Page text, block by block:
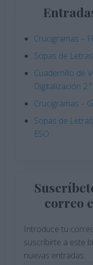
Crucigramas –
Sopas de
Cuadernillo de
Digitalización 2.º
Crucigramas –
Sopas de
ESO
correo
Introduce tu
suscribirte a este
nuevas entradas.